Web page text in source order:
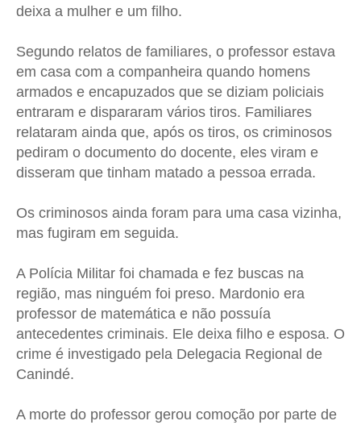
deixa a mulher e um filho.
Segundo relatos de familiares, o professor estava
em casa com a companheira quando homens
armados e encapuzados que se diziam policiais
entraram e dispararam vários tiros. Familiares
relataram ainda que, após os tiros, os criminosos
pediram o documento do docente, eles viram e
disseram que tinham matado a pessoa errada.
Os criminosos ainda foram para uma casa vizinha,
mas fugiram em seguida.
A Polícia Militar foi chamada e fez buscas na
região, mas ninguém foi preso. Mardonio era
professor de matemática e não possuía
antecedentes criminais. Ele deixa filho e esposa. O
crime é investigado pela Delegacia Regional de
Canindé.
A morte do professor gerou comoção por parte de